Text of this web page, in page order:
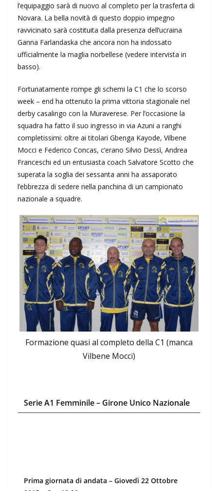
l’equipaggio sarà di nuovo al completo per la trasferta di
Novara. La bella novità di questo doppio impegno
ravvicinato sarà costituita dalla presenza dell’ucraina
Ganna Farlandaska che ancora non ha indossato
ufficialmente la maglia norbellese (vedere intervista in
basso).
Fortunatamente rompe gli schemi la C1 che lo scorso
week – end ha ottenuto la prima vittoria stagionale nel
derby casalingo con la Muraverese. Per l’occasione la
squadra ha fatto il suo ingresso in via Azuni a ranghi
completissimi: oltre ai titolari Gbenga Kayode, Vilbene
Mocci e Federico Concas, c’erano Silvio Dessì, Andrea
Franceschi ed un entusiasta coach Salvatore Scotto che
superata la soglia dei sessanta anni ha assaporato
l’ebbrezza di sedere nella panchina di un campionato
nazionale a squadre.
Formazione quasi al completo della C1 (manca
Vilbene Mocci)
Serie A1 Femminile – Girone Unico Nazionale
Prima giornata di andata – Giovedì 22 Ottobre